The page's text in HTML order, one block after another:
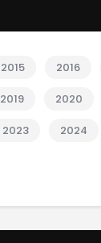
2015 2016
2019 2020
2023 2024